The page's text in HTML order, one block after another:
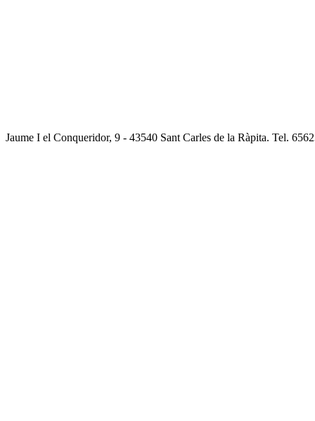
Jaume I el Conqueridor, 9 - 43540 Sant Carles de la Ràpita. Tel.